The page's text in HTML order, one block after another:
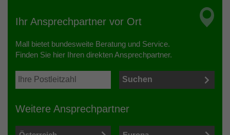
Ihr Ansprechpartner vor Ort
Mall bietet bundesweite Beratung und Service.
Finden Sie hier Ihren direkten Ansprechpartner.
Weitere Ansprechpartner